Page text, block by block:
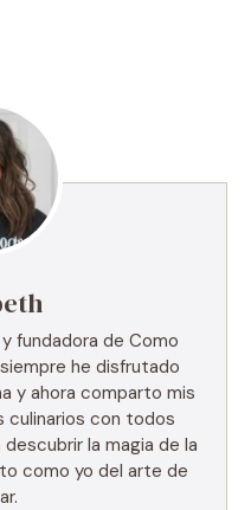
fundadora de Como
he disfrutado
y ahora comparto mis
con todos
la magia de la
como yo del arte de